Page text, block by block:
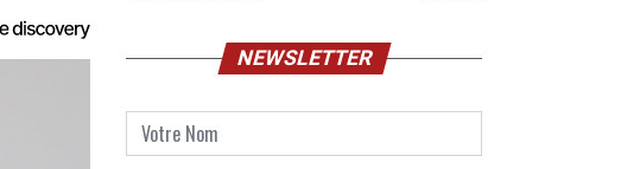
NEWSLETTER